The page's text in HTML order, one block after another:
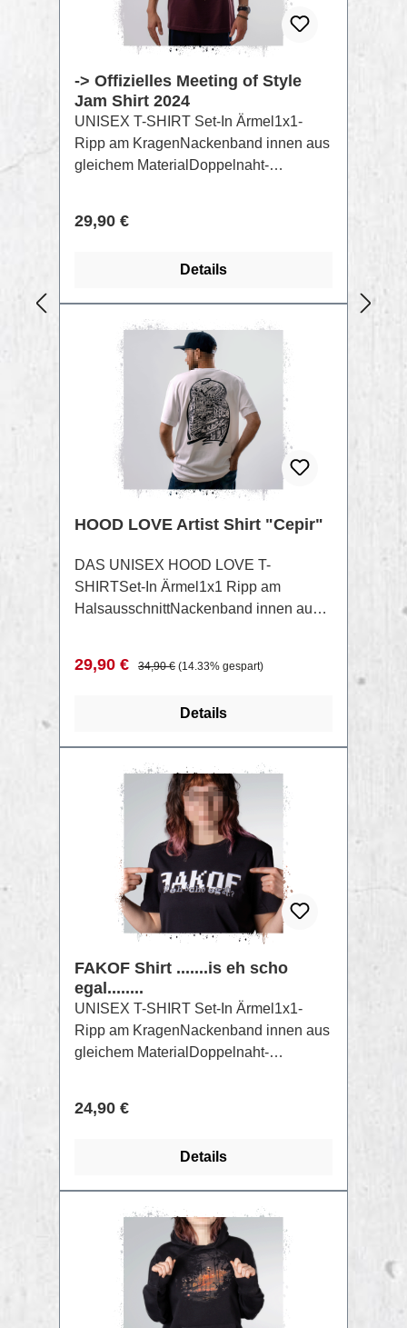
-> Offizielles Meeting of Style
Jam Shirt 2024
UNISEX T-SHIRT Set-In Ärmel1x1-
Ripp am KragenNackenband innen aus
gleichem MaterialDoppelnaht-
GOTS FarbenZusammensetzung:
ringgesponnene Bio-Baumwolle,
Regulärer Preis:
29,90 €
Details
RABATT
HOOD LOVE Artist Shirt "Cepir"
DAS UNISEX HOOD LOVE T-
SHIRTSet-In Ärmel1x1 Ripp am
HalsausschnittNackenband innen aus
SaumLocker gestrickter
Carded - 215g/qm
Verkaufspreis:
29,90 € Regulärer Preis:
34,90 € (14.33% gespart)
Details
FAKOF Shirt .......is eh scho
egal........
UNISEX T-SHIRT Set-In Ärmel1x1-
Ripp am KragenNackenband innen aus
gleichem MaterialDoppelnaht-
GOTS FarbenZusammensetzung:
ringgesponnene Bio-Baumwolle,
Regulärer Preis:
24,90 €
Details